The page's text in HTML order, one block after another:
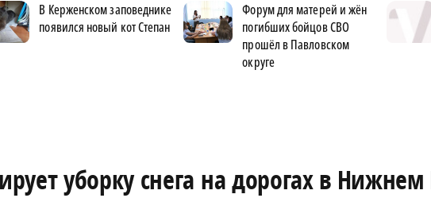
В Керженском заповеднике
появился новый кот Степан
Форум для матерей и жён
погибших бойцов СВО
прошёл в Павловском
округе
уборку снега на дорогах в